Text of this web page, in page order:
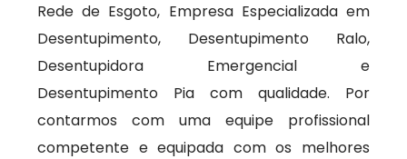
Rede de Esgoto, Empresa Especializada em
Desentupimento, Desentupimento Ralo,
Desentupidora Emergencial e
Desentupimento Pia com qualidade. Por
contarmos com uma equipe profissional
competente e equipada com os melhores